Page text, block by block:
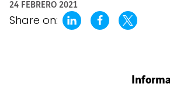
24 FEBRERO 2021
Share on: